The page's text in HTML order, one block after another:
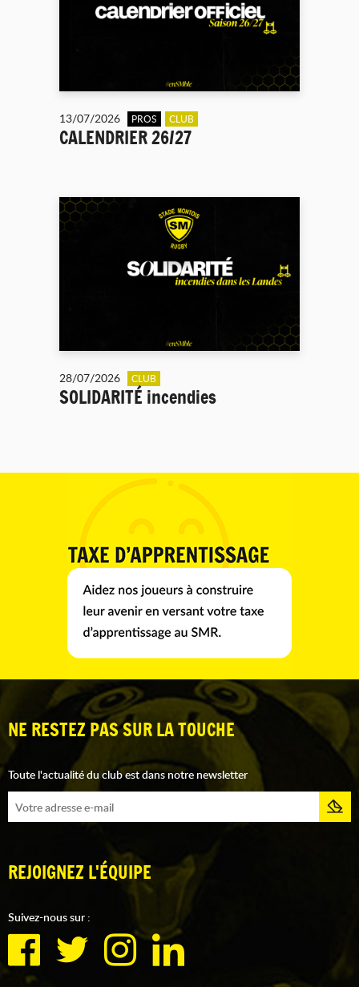
13/07/2026 PROS CLUB
CALENDRIER 26/27
28/07/2026 CLUB
SOLIDARITÉ incendies
NE RESTEZ PAS SUR LA TOUCHE
Toute l'actualité du club est dans notre newsletter
REJOIGNEZ L'ÉQUIPE
Suivez-nous sur :